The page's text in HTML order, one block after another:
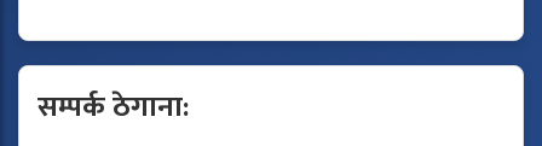
सम्पर्क ठेगाना: